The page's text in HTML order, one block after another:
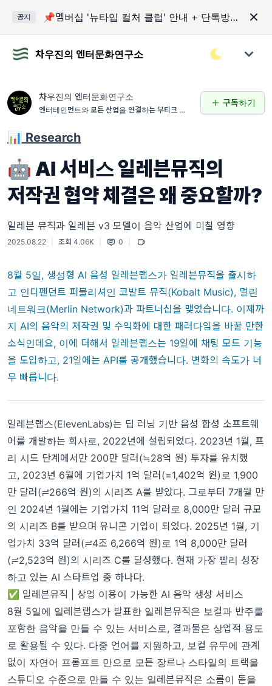
공지 📌멤버십 '뉴타입 컬처 클럽' 안내 + 단톡방 입장 코드
차우진의 엔터문화연구소
차우진의 엔터문화연구소
엔터테인먼트와 모든 산업을 연결하는 부티크 연구
구독하기
📊 Research
🤖 AI 서비스 일레븐뮤직의
저작권 협약 체결은 왜 중요할까?
일레븐 뮤직과 일레븐 v3 모델이 음악 산업에 미칠 영향
2025.08.22 조회 4.06K 0
8월 5일, 생성형 AI 음성 일레븐랩스가 일레븐뮤직을 출시하
고 인디펜던트 퍼블리셔인 코발트 뮤직(Kobalt Music), 멀린
네트워크(Merlin Network)과 파트너십을 맺었습니다. 이제까
지 AI의 음악의 저작권 및 수익화에 대한 패러다임을 바꿀 만한
소식인데요, 이에 더해서 일레븐랩스는 19일에 채팅 모드 기능
을 도입하고, 21일에는 API를 공개했습니다. 변화의 속도가 너
무 빠릅니다.
일레븐랩스(ElevenLabs)는 딥 러닝 기반 음성 합성 소프트웨
어를 개발하는 회사로, 2022년에 설립되었다. 2023년 1월, 프
리 시드 단계에서만 200만 달러(≒28억 원) 투자를 유치했
고, 2023년 6월에 기업가치 1억 달러(=1,402억 원)로 1,900
만 달러(≓266억 원)의 시리즈 A를 받았다. 그로부터 7개월 만
인 2024년 1월에는 기업가치 11억 달러로 8,000만 달러 규모
의 시리즈 B를 받으며 유니콘 기업이 되었다. 2025년 1월, 기
업가치 33억 달러(≓4조 6,266억 원)로 1억 8,000만 달러
(≓2,523억 원)의 시리즈 C를 달성했다. 현재 가장 빨리 성장
하고 있는 AI 스타트업 중 하나다.
✅ 일레븐뮤직 | 상업 이용이 가능한 AI 음악 생성 서비스
8월 5일에 일레븐랩스가 발표한 일레븐뮤직은 보컬과 반주를
포함한 음악을 만들 수 있는 서비스로, 결과물은 상업적 용도
로 활용될 수 있다. 다중 언어를 지원하고, 보컬 유무에 관계
없이 자연어 프롬프트 만으로 모든 장르나 스타일의 트랙을
스튜디오 수준으로 만들 수 있는 일레븐뮤직은 소름이 돋을